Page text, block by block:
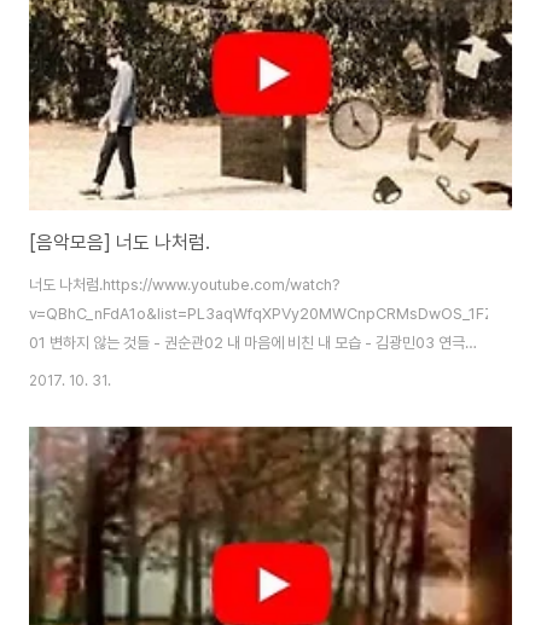
[음악모음] 너도 나처럼.
너도 나처럼.https://www.youtube.com/watch?
v=QBhC_nFdA1o&list=PL3aqWfqXPVy20MWCnpCRMsDwOS_1FZ2Md
01 변하지 않는 것들 - 권순관02 내 마음에 비친 내 모습 - 김광민03 연극이
끝나기 전에 - 심규선04 함께 걷는 이 길 - 정윤호05 안녕 안녕 안녕 안녕 -
08 내가 없는 하루 - 이지형09 너는 알고 있을까 - 스탠딩 에그10 그날, 그곳,
그때부터 - 박새별
2017. 10. 31.